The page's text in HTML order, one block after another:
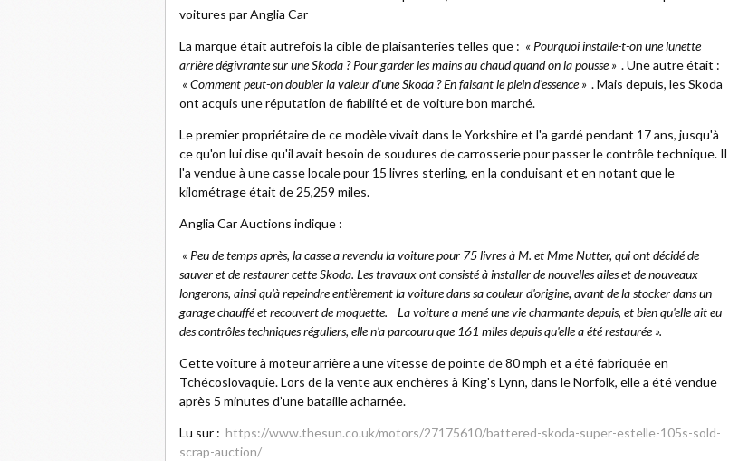
voitures par Anglia Car
La marque était autrefois la cible de plaisanteries telles que : « Pourquoi installe-t-on une lunette
arrière dégivrante sur une Skoda ? Pour garder les mains au chaud quand on la pousse » . Une autre était :
« Comment peut-on doubler la valeur d'une Skoda ? En faisant le plein d'essence » . Mais depuis, les Skoda
ont acquis une réputation de fiabilité et de voiture bon marché.
Le premier propriétaire de ce modèle vivait dans le Yorkshire et l'a gardé pendant 17 ans, jusqu'à
ce qu'on lui dise qu'il avait besoin de soudures de carrosserie pour passer le contrôle technique. Il
l'a vendue à une casse locale pour 15 livres sterling, en la conduisant et en notant que le
kilométrage était de 25,259 miles.
Anglia Car Auctions indique :
« Peu de temps après, la casse a revendu la voiture pour 75 livres à M. et Mme Nutter, qui ont décidé de
sauver et de restaurer cette Skoda. Les travaux ont consisté à installer de nouvelles ailes et de nouveaux
longerons, ainsi qu'à repeindre entièrement la voiture dans sa couleur d'origine, avant de la stocker dans un
garage chauffé et recouvert de moquette.
La voiture a mené une vie charmante depuis, et bien qu'elle ait eu
des contrôles techniques réguliers, elle n'a parcouru que 161 miles depuis qu'elle a été restaurée ».
Cette voiture à moteur arrière a une vitesse de pointe de 80 mph et a été fabriquée en
Tchécoslovaquie. Lors de la vente aux enchères à King's Lynn, dans le Norfolk, elle a été vendue
après 5 minutes d’une bataille acharnée.
Lu sur : https://www.thesun.co.uk/motors/27175610/battered-skoda-super-estelle-105s-sold-
scrap-auction/